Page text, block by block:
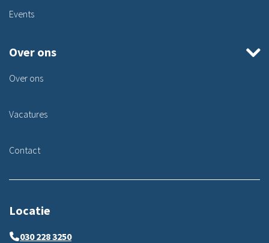
Events
Over ons
Over ons
Vacatures
Contact
Locatie
030 228 3250